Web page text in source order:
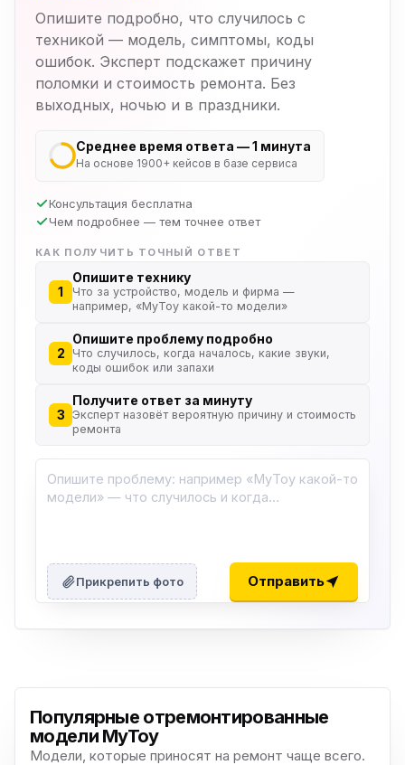
Опишите подробно, что случилось с
техникой — модель, симптомы, коды
ошибок. Эксперт подскажет причину
поломки и стоимость ремонта. Без
выходных, ночью и в праздники.
Среднее время ответа — 1 минута
На основе 1900+ кейсов в базе сервиса
Консультация бесплатна
Чем подробнее — тем точнее ответ
КАК ПОЛУЧИТЬ ТОЧНЫЙ ОТВЕТ
1
Опишите технику
Что за устройство, модель и фирма —
например, «MyToy какой-то модели»
2
Опишите проблему подробно
Что случилось, когда началось, какие звуки,
коды ошибок или запахи
3
Получите ответ за минуту
Эксперт назовёт вероятную причину и стоимость
ремонта
Прикрепить фото Отправить
Популярные отремонтированные
модели MyToy
Модели, которые приносят на ремонт чаще всего.